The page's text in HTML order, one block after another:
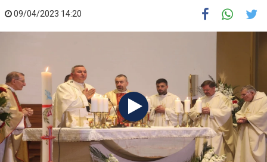
09/04/2023 14:20